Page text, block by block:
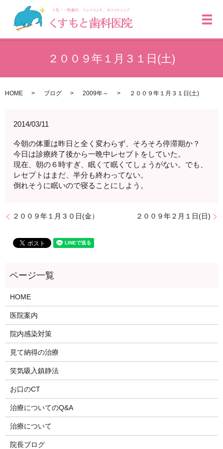
メ
２００９年１月３１日(土)
HOME ブログ 2009年～ ２００９年１月３１日(土)
2014/03/11
今朝の体重は昨日と全く変わらず、そろそろ停滞期か？
今日は診療終了後から一晩中レセプトをしていた。
現在、朝の６時すぎ、眠くて眠くてしょうがない。でも、
レセプトはまだ、半分も終わってない。
倒れそうに眠いので寝ることにしよう。
２００９年１月３０日(金） ２００９年２月１日(日)
HOME
医院案内
院内感染対策
見て納得の治療
笑気吸入鎮静法
お口のCT
治療についてのQ&A
治療について
院長ブログ